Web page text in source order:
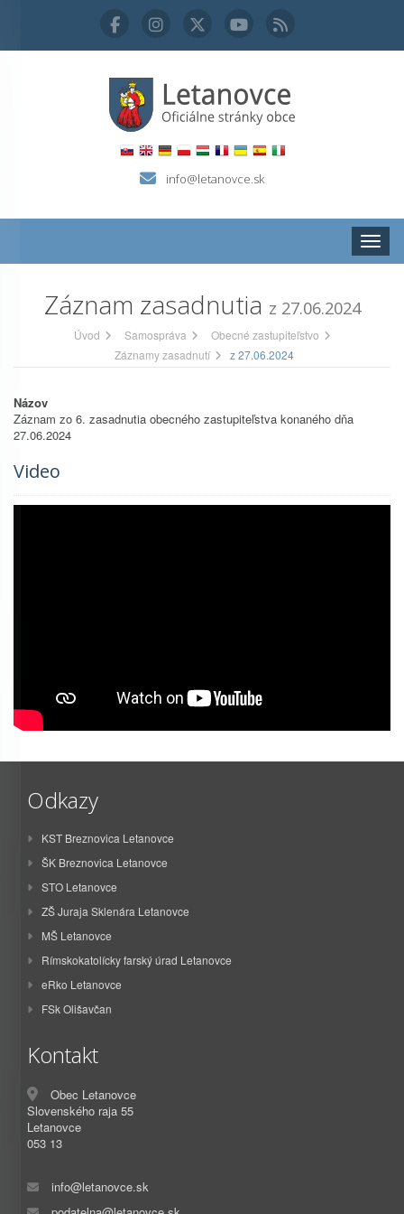
info@letanovce.sk
Záznam zasadnutia z 27.06.2024
Úvod Samospráva
Obecné zastupiteľstvo
Záznamy zasadnutí
z 27.06.2024
Názov
Záznam zo 6. zasadnutia obecného zastupiteľstva konaného dňa
27.06.2024
Video
Odkazy
KST Breznovica Letanovce
ŠK Breznovica Letanovce
STO Letanovce
ZŠ Juraja Sklenára Letanovce
MŠ Letanovce
Rímskokatolícky farský úrad Letanovce
eRko Letanovce
FSk Olišavčan
Kontakt
Obec Letanovce
Slovenského raja 55
Letanovce
053 13
info@letanovce.sk